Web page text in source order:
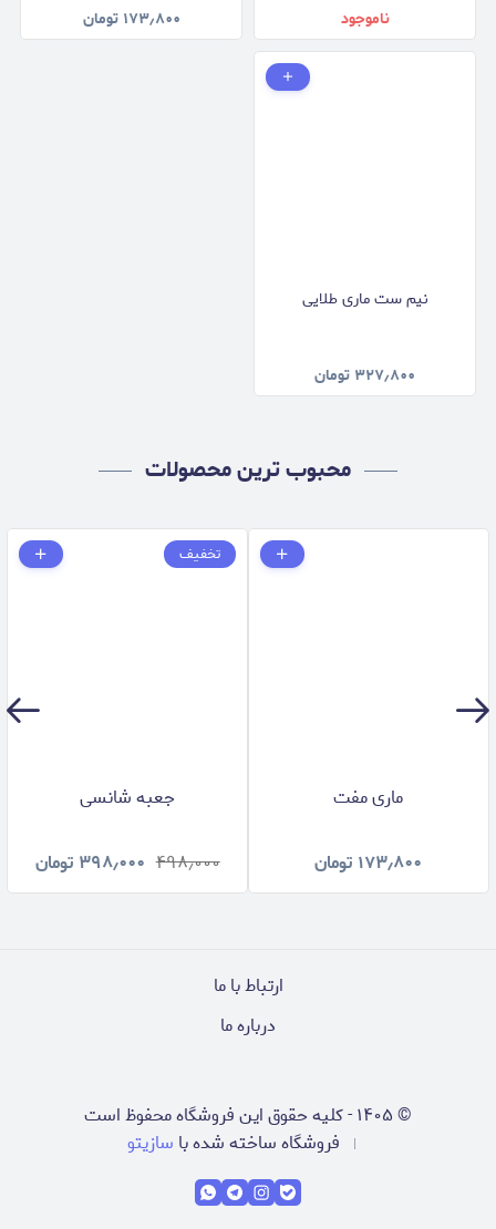
ناموجود ۱۷۳٫۸۰۰ تومان
نیم ست ماری طلایی
۳۲۷٫۸۰۰ تومان
محبوب ترین محصولات
ماری مفت
۱۷۳٫۸۰۰ تومان
تخفیف
جعبه شانسی
۴۹۸٫۰۰۰ ۳۹۸٫۰۰۰ تومان
ارتباط با ما
درباره ما
©۱۴۰۵-کلیه حقوق این فروشگاه محفوظ است
فروشگاه ساخته شده با سازیتو